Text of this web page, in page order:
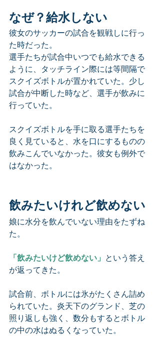
なぜ？給水しない
彼女のサッカーの試合を観戦しに行っ
た時だった。
選手たちが試合中いつでも給水できる
ように、タッチライン際には等間隔で
スクイズボトルが置かれていた。少し
試合が中断した時など、選手が飲みに
行っていた。
スクイズボトルを手に取る選手たちを
良く見ていると、水を口にするものの
飲みこんでいなかった。彼女も例外で
はなかった。
飲みたいけれど飲めない
娘に水分を飲んでいない理由をたずね
た。
「飲みたいけど飲めない」 という答え
が返ってきた。
試合前、ボトルには氷がたくさん詰め
られていた。炎天下のグランド、芝の
照り返しも強く、数分もするとボトル
の中の水はぬるくなっていた。